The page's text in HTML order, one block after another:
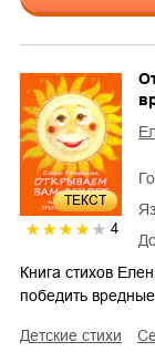
ТЕКСТ
4
Книга стихов
победить
детские стихи